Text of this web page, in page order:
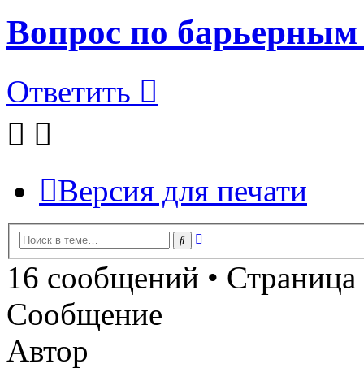
Вопрос по
Ответить
Версия для печати
Поиск
16 сообщений • Страница
Сообщение
Автор